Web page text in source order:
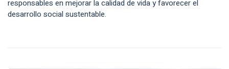
responsables en mejorar la calidad de vida y favorecer el
desarrollo social sustentable.